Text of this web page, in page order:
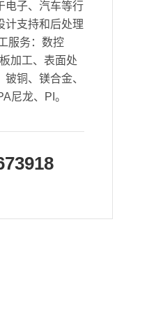
电子、汽车等行
计支持和后处理
服务：数控
加工、表面处
铜、镁合金、
尼龙、PI。